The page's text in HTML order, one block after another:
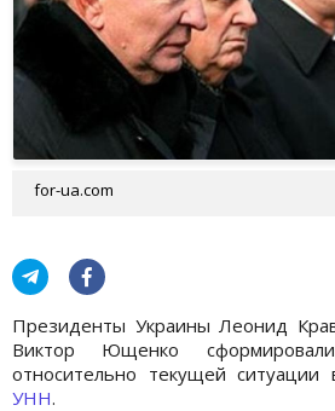
for-ua.com
Президенты Украины Леонид
Виктор Ющенко
относительно текущей
УНН.